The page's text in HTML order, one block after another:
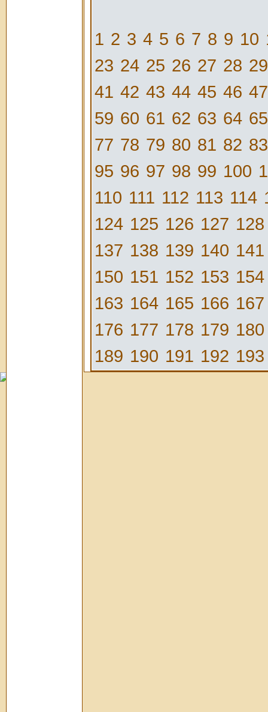
1 2 3 4 5 6 7 8 9 10
23 24 25 26 27 28 29
41 42 43 44 45 46 47
59 60 61 62 63 64 65
77 78 79 80 81 82 83
95 96 97 98 99 100
110 111 112 113 114
124 125 126 127 128
137 138 139 140 141
150 151 152 153 154
163 164 165 166 167
176 177 178 179 180
189 190 191 192 193